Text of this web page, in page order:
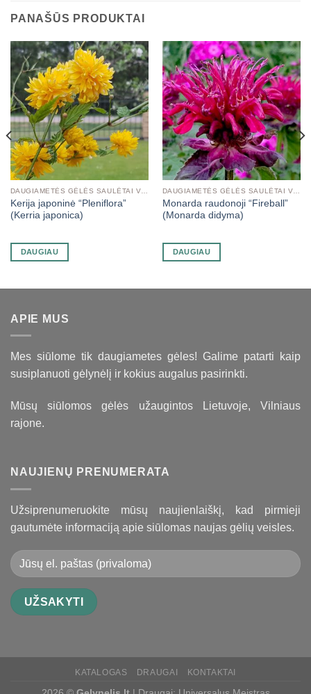
PANAŠŪS PRODUKTAI
Kerija japoninė “Pleniflora”
(Kerria japonica)
DAUGIAU
Monarda raudonoji “Fireball”
(Monarda didyma)
DAUGIAU
APIE MUS
Mes siūlome tik daugiametes gėles! Galime patarti kaip
susiplanuoti gėlynėlį ir kokius augalus pasirinkti.
Mūsų siūlomos gėlės užaugintos Lietuvoje, Vilniaus
rajone.
NAUJIENŲ PRENUMERATA
Užsiprenumeruokite mūsų naujienlaiškį, kad pirmieji
gautumėte informaciją apie siūlomas naujas gėlių veisles.
KATALOGAS DRAUGAI KONTAKTAI